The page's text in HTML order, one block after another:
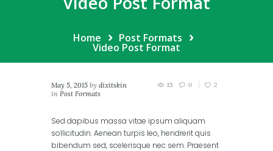
Home Post Formats
Video Post Format
May 5, 2015 by dixitskin
in Post Formats
15 0 2
Sed dapibus massa vitae ipsum aliquam
sollicitudin. Aenean turpis leo, hendrerit quis
bibendum sed, scelerisque nec sem. Praesent